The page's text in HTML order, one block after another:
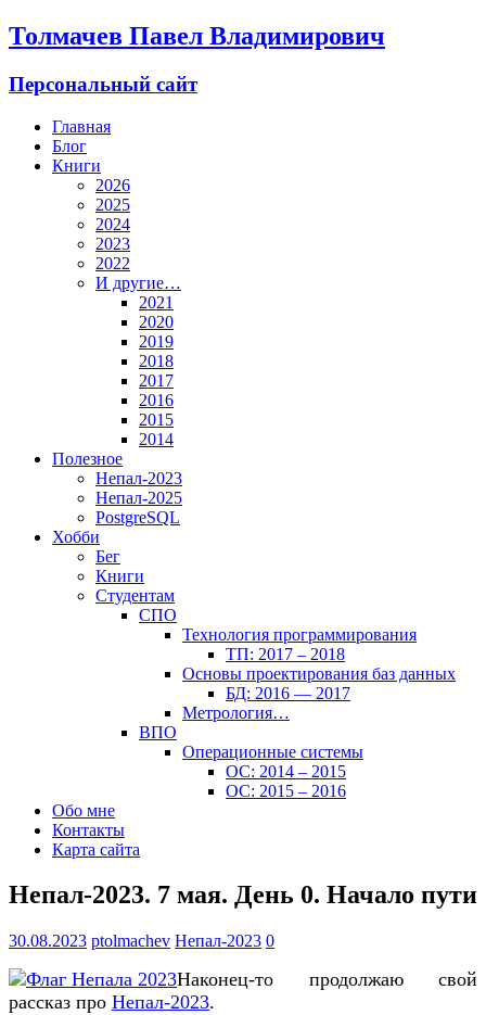
Толмачев Павел Владимирович
Персональный сайт
Главная
Блог
Книги
2026
2025
2024
2023
2022
И другие…
2021
2020
2019
2018
2017
2016
2015
2014
Полезное
Непал-2023
Непал-2025
PostgreSQL
Хобби
Бег
Книги
Студентам
СПО
Технология программирования
ТП: 2017 – 2018
Основы проектирования баз данных
БД: 2016 — 2017
Метрология…
ВПО
Операционные системы
ОС: 2014 – 2015
ОС: 2015 – 2016
Обо мне
Контакты
Карта сайта
Непал-2023. 7 мая. День 0. Начало пути
30.08.2023 ptolmachev Непал-2023 0
Наконец-то продолжаю свой
рассказ про Непал-2023.